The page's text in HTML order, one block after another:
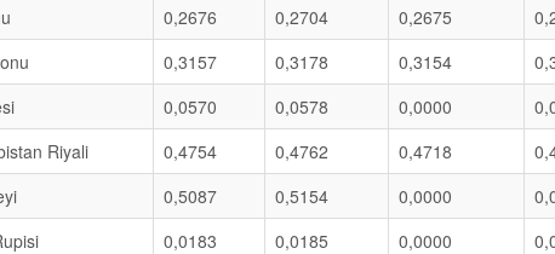
0,2676 0,2704 0,2675
0,3157 0,3178 0,3154
0,0570 0,0578 0,0000
Riyali
0,4754 0,4762 0,4718
0,5087 0,5154 0,0000
0,0183 0,0185 0,0000